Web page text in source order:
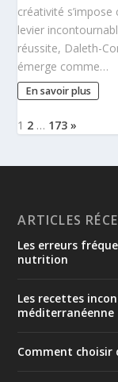
créativité s’impose
levier
réussite, Daleth-
émerge comme…
En savoir plus
1 2 … 173 »
ARTICLES
Les erreurs
nutrition
Les recettes
méditerranéenne
Comment choisir